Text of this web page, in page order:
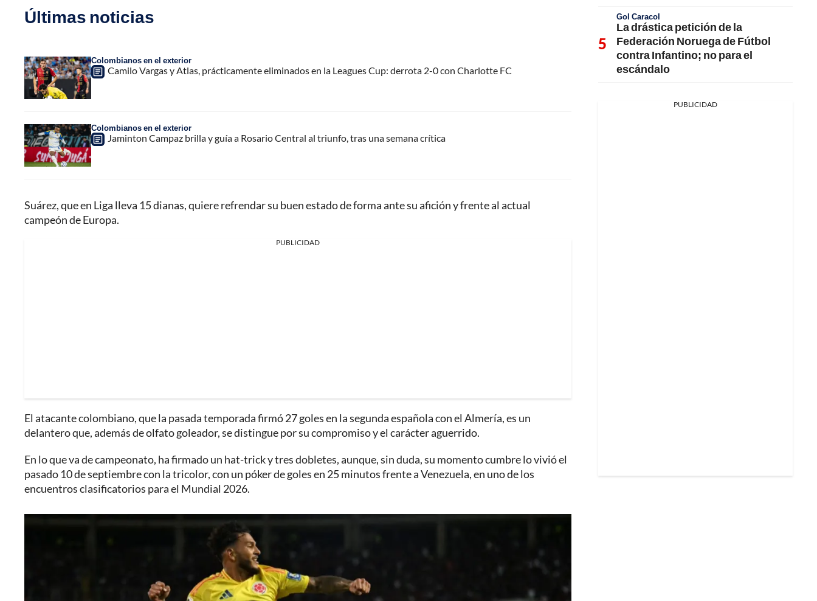
Últimas noticias
Colombianos en el exterior
Camilo Vargas y Atlas, prácticamente eliminados en la Leagues Cup: derrota 2-0 con Charlotte FC
Colombianos en el exterior
Jaminton Campaz brilla y guía a Rosario Central al triunfo, tras una semana crítica
Suárez, que en Liga lleva 15 dianas, quiere refrendar su buen estado de forma ante su afición y frente al actual
campeón de Europa.
PUBLICIDAD
El atacante colombiano, que la pasada temporada firmó 27 goles en la segunda española con el Almería, es un
delantero que, además de olfato goleador, se distingue por su compromiso y el carácter aguerrido.
En lo que va de campeonato, ha firmado un hat-trick y tres dobletes, aunque, sin duda, su momento cumbre lo vivió el
pasado 10 de septiembre con la tricolor, con un póker de goles en 25 minutos frente a Venezuela, en uno de los
encuentros clasificatorios para el Mundial 2026.
Gol Caracol
La drástica petición de la
Federación Noruega de Fútbol
contra Infantino; no para el
escándalo
PUBLICIDAD